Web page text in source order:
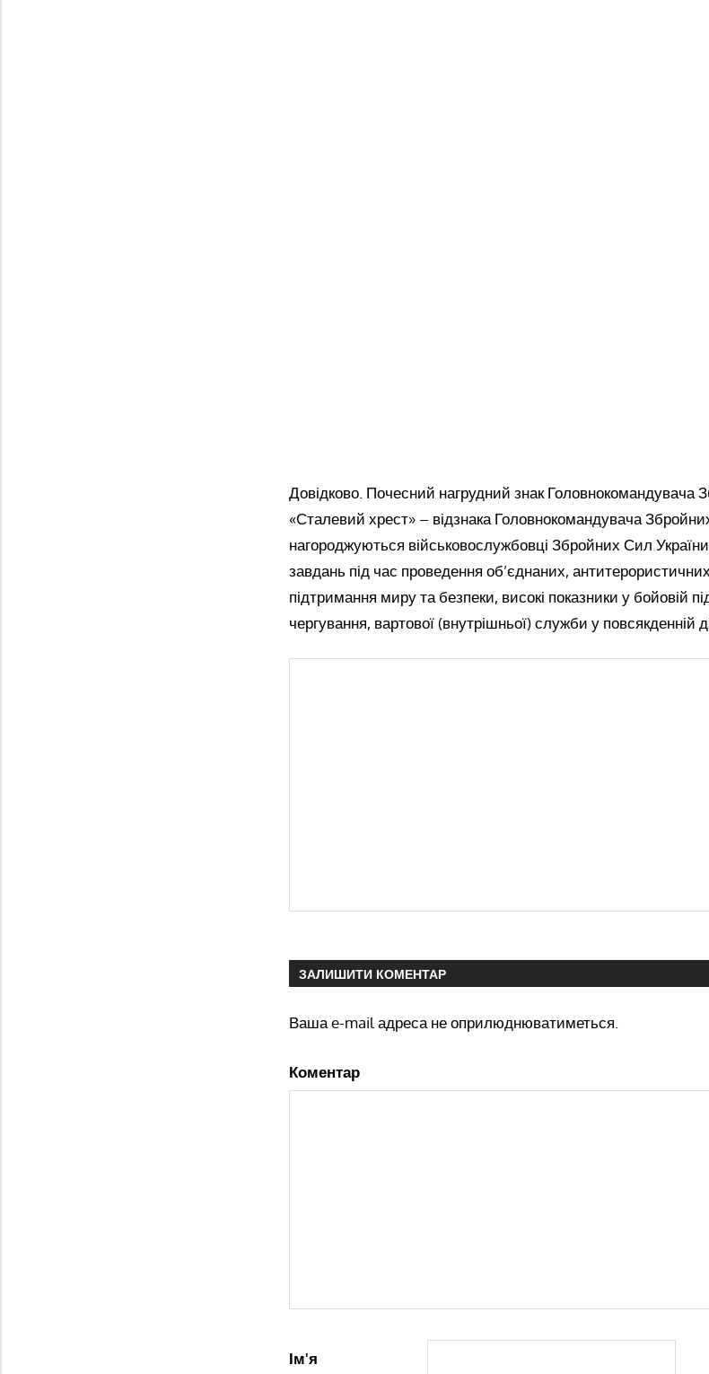
Довідково. Почесний нагрудний знак Головнокомандувача
«Сталевий хрест» – відзнака Головнокомандувача
нагороджуються військовослужбовці Збройних Сил
завдань під час проведення об’єднаних,
підтримання миру та безпеки, високі показники у бойовій
чергування, вартової (внутрішньої) служби у повсякденній
ЗАЛИШИТИ КОМЕНТАР
Ваша e-mail адреса не оприлюднюватиметься.
Коментар
Ім'я